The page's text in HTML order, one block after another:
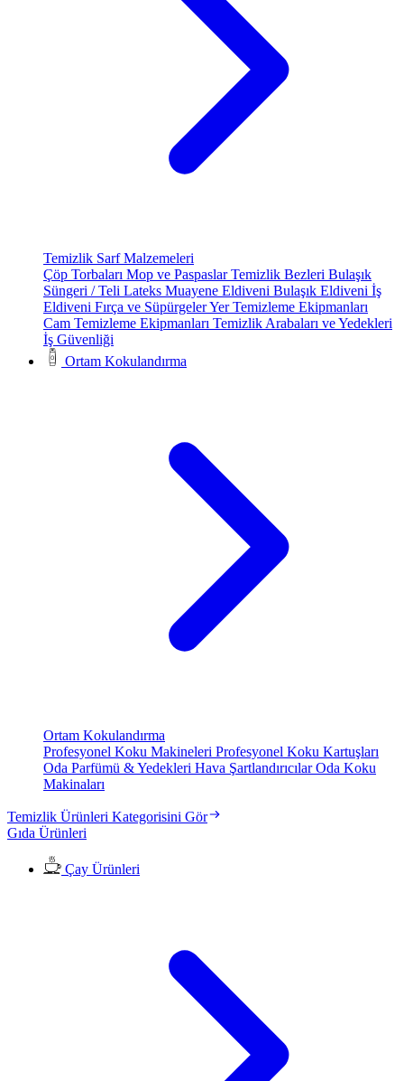
Temizlik Sarf Malzemeleri
Çöp Torbaları Mop ve PaspaslarTemizlik Bezleri Bulaşık
Süngeri / Teli Lateks Muayene Eldiveni Bulaşık Eldiveni İş
Eldiveni Fırça ve SüpürgelerYer Temizleme Ekipmanları
Cam Temizleme Ekipmanları Temizlik Arabaları ve Yedekleri
İş Güvenliği
Ortam Kokulandırma
Ortam Kokulandırma
Profesyonel Koku Makineleri Profesyonel Koku Kartuşları
Oda Parfümü & Yedekleri Hava ŞartlandırıcılarOda Koku
Makinaları
Temizlik Ürünleri Kategorisini Gör
Gıda Ürünleri
Çay Ürünleri